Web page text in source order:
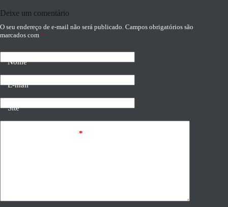
Deixe um comentário
O seu endereço de e-mail não será publicado. Campos obrigatórios são
marcados com *
Nome
E-mail
Site
*